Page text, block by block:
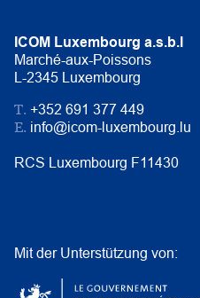
ICOM Luxembourg a.s.b.l
Marché-aux-Poissons
L-2345 Luxembourg
T. +352 691 377 449
E. info@icom-luxembourg.lu
RCS Luxembourg F11430
Mit der Unterstützung von: